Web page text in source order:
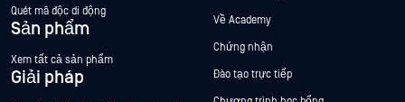
Quét mã độc di động
Sản phẩm
Xem tất cả sản phẩm
Giải pháp
Về Academy
Chứng nhận
Đào tạo trực tiếp